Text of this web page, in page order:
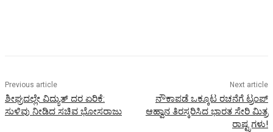
Previous article
ಶೀಘ್ರದಲ್ಲೇ ವಿದ್ಯುತ್ ದರ ಏರಿಕೆ:
ಸುಳಿವು ನೀಡಿದ ಸಚಿವ ಭೋಸರಾಜು
Next article
ನೌಕಾಪಡೆ ಒಕ್ಕೂಟ ರಚನೆಗೆ ಟ್ರಂಪ್
ಆಹ್ವಾನ ತಿರಸ್ಕರಿಸಿದ ಭಾರತ ಸೇರಿ ಮಿತ್ರ
ರಾಷ್ಟ್ರಗಳು!